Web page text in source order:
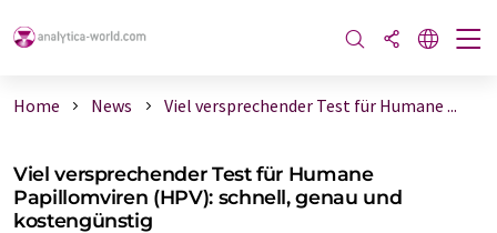
Home News Viel versprechender Test für Humane ...
Viel versprechender Test für Humane
Papillomviren (HPV): schnell, genau und
kostengünstig